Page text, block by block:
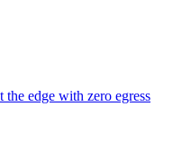
the edge with zero egress